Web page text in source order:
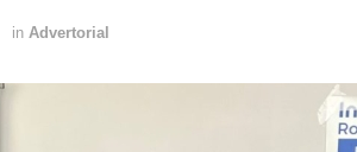
in Advertorial